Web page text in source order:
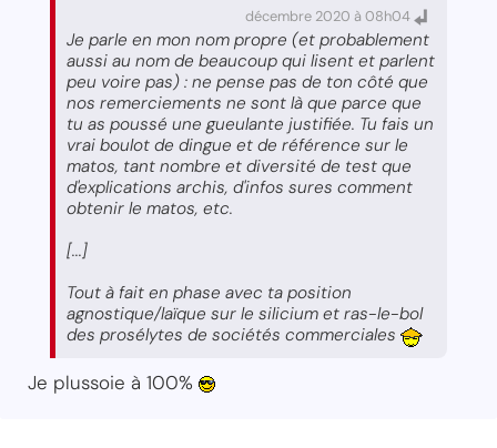
décembre 2020 à 08h04
Je parle en mon nom propre (et probablement
aussi au nom de beaucoup qui lisent et parlent
peu voire pas) : ne pense pas de ton côté que
nos remerciements ne sont là que parce que
tu as poussé une gueulante justifiée. Tu fais un
vrai boulot de dingue et de référence sur le
matos, tant nombre et diversité de test que
d'explications archis, d'infos sures comment
obtenir le matos, etc.
[...]
Tout à fait en phase avec ta position
agnostique/laïque sur le silicium et ras-le-bol
des prosélytes de sociétés commerciales
Je plussoie à 100%